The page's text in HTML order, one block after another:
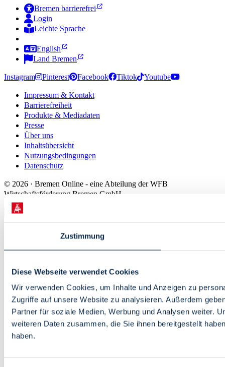
Zustimmung
Diese Webseite verwendet Cookies
Wir verwenden Cookies, um Inhalte und Anzeigen zu
Zugriffe auf unsere Website zu analysieren. Außerdem
Partner für soziale Medien, Werbung und Analysen weiter.
weiteren Daten zusammen, die Sie ihnen bereitgestellt
haben.
Bremen barrierefrei
Login
Leichte Sprache
English
Land Bremen
Instagram Pinterest Facebook Tiktok Youtube
Impressum & Kontakt
Barrierefreiheit
Produkte & Mediadaten
Presse
Über uns
Inhaltsübersicht
Nutzungsbedingungen
Datenschutz
© 2026 · Bremen Online - eine Abteilung der WFB
Wirtschaftsförderung Bremen GmbH